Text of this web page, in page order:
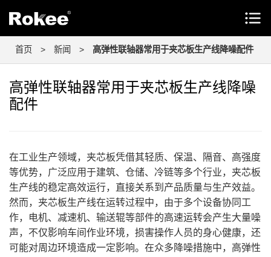
首页 > 新闻 > 高弹性联轴器常用于夹芯板生产线降噪配件
高弹性联轴器常用于夹芯板生产线降噪
配件
在工业生产领域，夹芯板凭借其轻质、保温、隔音、高强度
等优势，广泛应用于建筑、仓储、冷链等多个行业，夹芯板
生产线的稳定高效运行，直接关系到产品质量与生产效益。
然而，夹芯板生产线在运转过程中，由于多个设备协同工
作，电机、减速机、输送辊等部件的高速运转会产生大量噪
声，不仅影响车间作业环境，损害操作人员的身心健康，还
可能对周边环境造成一定影响。在众多降噪措施中，高弹性